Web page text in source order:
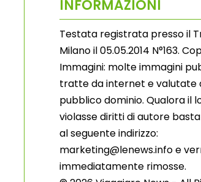
INFORMAZIONI
Testata registrata presso il
Milano il 05.05.2014 N°163.
Immagini: molte immagini
tratte da internet e valutate
pubblico dominio. Qualora il
violasse diritti di autore
al seguente indirizzo:
marketing@lenews.info e
immediatamente rimosse.